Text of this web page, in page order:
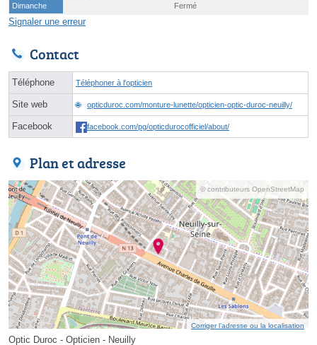
Dimanche
Fermé
Signaler une erreur
Contact
Téléphone Téléphoner à l'opticien
Site web opticduroc.com/monture-lunette/opticien-optic-duroc-neuilly/
Facebook facebook.com/pg/opticdurocofficiel/about/
Plan et adresse
© contributeurs OpenStreetMap
Corriger l’adresse ou la localisation
Optic Duroc - Opticien - Neuilly